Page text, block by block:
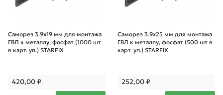
Саморез 3.9х19 мм для монтажа
ГВЛ к металлу, фосфат (1000 шт
в карт. уп.) STARFIX
420,00₽
Саморез 3.9х25 мм для монтажа
ГВЛ к металлу, фосфат (500 шт в
карт. уп.) STARFIX
252,00₽